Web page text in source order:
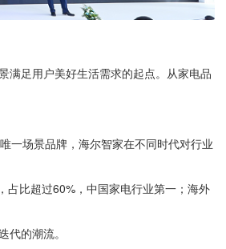
满足用户美好生活需求的起点。从家电品
一场景品牌，海尔智家在不同时代对行业
占比超过60%，中国家电行业第一；海外
的潮流。